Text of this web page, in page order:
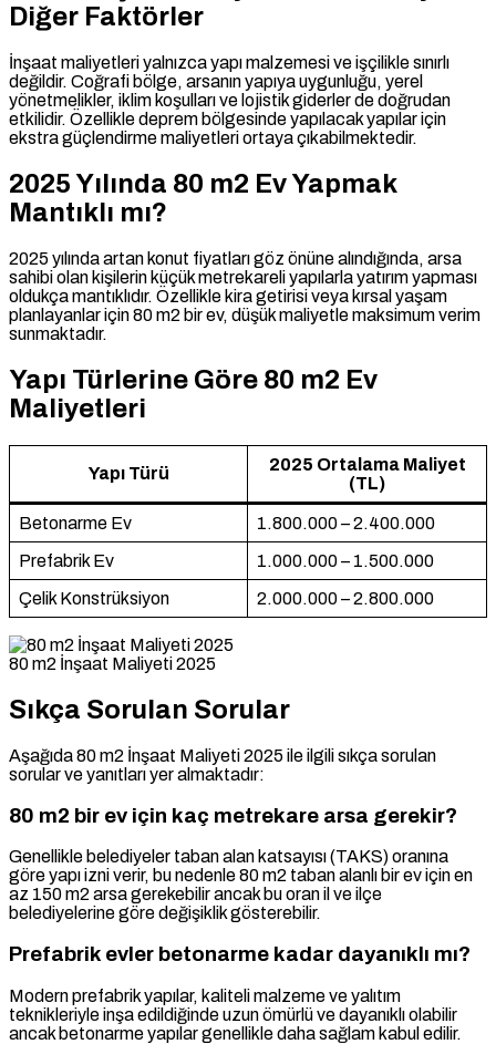
Diğer Faktörler
İnşaat maliyetleri yalnızca yapı malzemesi ve işçilikle sınırlı
değildir. Coğrafi bölge, arsanın yapıya uygunluğu, yerel
yönetmelikler, iklim koşulları ve lojistik giderler de doğrudan
etkilidir. Özellikle deprem bölgesinde yapılacak yapılar için
ekstra güçlendirme maliyetleri ortaya çıkabilmektedir.
2025 Yılında 80 m2 Ev Yapmak
Mantıklı mı?
2025 yılında artan konut fiyatları göz önüne alındığında, arsa
sahibi olan kişilerin küçük metrekareli yapılarla yatırım yapması
oldukça mantıklıdır. Özellikle kira getirisi veya kırsal yaşam
planlayanlar için 80 m2 bir ev, düşük maliyetle maksimum verim
sunmaktadır.
Yapı Türlerine Göre 80 m2 Ev
Maliyetleri
Yapı Türü
2025 Ortalama Maliyet
(TL)
Betonarme Ev
1.800.000 – 2.400.000
Prefabrik Ev
1.000.000 – 1.500.000
Çelik Konstrüksiyon
2.000.000 – 2.800.000
80 m2 İnşaat Maliyeti 2025
Sıkça Sorulan Sorular
Aşağıda 80 m2 İnşaat Maliyeti 2025 ile ilgili sıkça sorulan
sorular ve yanıtları yer almaktadır:
80 m2 bir ev için kaç metrekare arsa gerekir?
Genellikle belediyeler taban alan katsayısı (TAKS) oranına
göre yapı izni verir, bu nedenle 80 m2 taban alanlı bir ev için en
az 150 m2 arsa gerekebilir ancak bu oran il ve ilçe
belediyelerine göre değişiklik gösterebilir.
Prefabrik evler betonarme kadar dayanıklı mı?
Modern prefabrik yapılar, kaliteli malzeme ve yalıtım
teknikleriyle inşa edildiğinde uzun ömürlü ve dayanıklı olabilir
ancak betonarme yapılar genellikle daha sağlam kabul edilir.